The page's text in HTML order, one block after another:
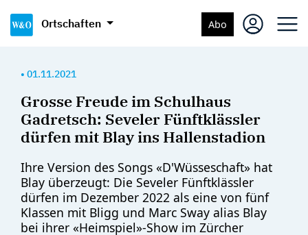
Ortschaften Abo
• 01.11.2021
Grosse Freude im Schulhaus
Gadretsch: Seveler Fünftklässler
dürfen mit Blay ins Hallenstadion
Ihre Version des Songs «D'Wüsseschaft» hat
Blay überzeugt: Die Seveler Fünftklässler
dürfen im Dezember 2022 als eine von fünf
Klassen mit Bligg und Marc Sway alias Blay
bei ihrer «Heimspiel»-Show im Zürcher